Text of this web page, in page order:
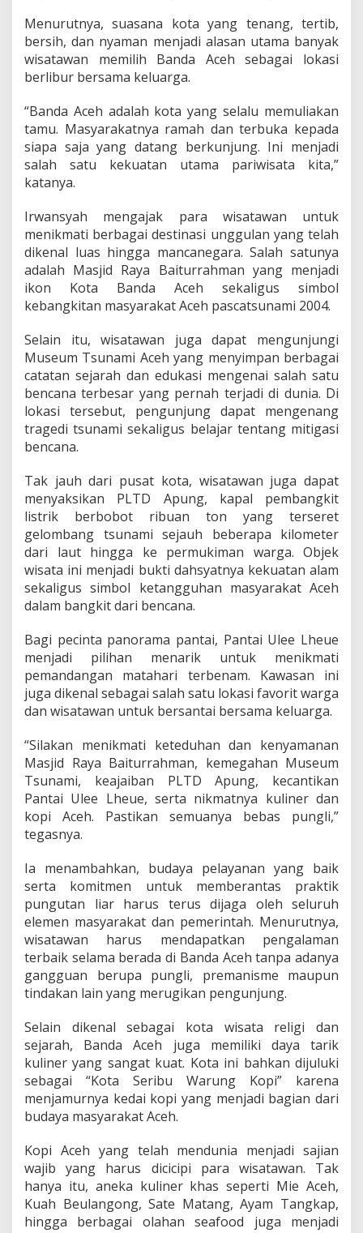
Menurutnya, suasana kota yang tenang, tertib,
bersih, dan nyaman menjadi alasan utama banyak
wisatawan memilih Banda Aceh sebagai lokasi
berlibur bersama keluarga.
“Banda Aceh adalah kota yang selalu memuliakan
tamu. Masyarakatnya ramah dan terbuka kepada
siapa saja yang datang berkunjung. Ini menjadi
salah satu kekuatan utama pariwisata kita,”
katanya.
Irwansyah mengajak para wisatawan untuk
menikmati berbagai destinasi unggulan yang telah
dikenal luas hingga mancanegara. Salah satunya
adalah Masjid Raya Baiturrahman yang menjadi
ikon Kota Banda Aceh sekaligus simbol
kebangkitan masyarakat Aceh pascatsunami 2004.
Selain itu, wisatawan juga dapat mengunjungi
Museum Tsunami Aceh yang menyimpan berbagai
catatan sejarah dan edukasi mengenai salah satu
bencana terbesar yang pernah terjadi di dunia. Di
lokasi tersebut, pengunjung dapat mengenang
tragedi tsunami sekaligus belajar tentang mitigasi
bencana.
Tak jauh dari pusat kota, wisatawan juga dapat
menyaksikan PLTD Apung, kapal pembangkit
listrik berbobot ribuan ton yang terseret
gelombang tsunami sejauh beberapa kilometer
dari laut hingga ke permukiman warga. Objek
wisata ini menjadi bukti dahsyatnya kekuatan alam
sekaligus simbol ketangguhan masyarakat Aceh
dalam bangkit dari bencana.
Bagi pecinta panorama pantai, Pantai Ulee Lheue
menjadi pilihan menarik untuk menikmati
pemandangan matahari terbenam. Kawasan ini
juga dikenal sebagai salah satu lokasi favorit warga
dan wisatawan untuk bersantai bersama keluarga.
“Silakan menikmati keteduhan dan kenyamanan
Masjid Raya Baiturrahman, kemegahan Museum
Tsunami, keajaiban PLTD Apung, kecantikan
Pantai Ulee Lheue, serta nikmatnya kuliner dan
kopi Aceh. Pastikan semuanya bebas pungli,”
tegasnya.
Ia menambahkan, budaya pelayanan yang baik
serta komitmen untuk memberantas praktik
pungutan liar harus terus dijaga oleh seluruh
elemen masyarakat dan pemerintah. Menurutnya,
wisatawan harus mendapatkan pengalaman
terbaik selama berada di Banda Aceh tanpa adanya
gangguan berupa pungli, premanisme maupun
tindakan lain yang merugikan pengunjung.
Selain dikenal sebagai kota wisata religi dan
sejarah, Banda Aceh juga memiliki daya tarik
kuliner yang sangat kuat. Kota ini bahkan dijuluki
sebagai “Kota Seribu Warung Kopi” karena
menjamurnya kedai kopi yang menjadi bagian dari
budaya masyarakat Aceh.
Kopi Aceh yang telah mendunia menjadi sajian
wajib yang harus dicicipi para wisatawan. Tak
hanya itu, aneka kuliner khas seperti Mie Aceh,
Kuah Beulangong, Sate Matang, Ayam Tangkap,
hingga berbagai olahan seafood juga menjadi